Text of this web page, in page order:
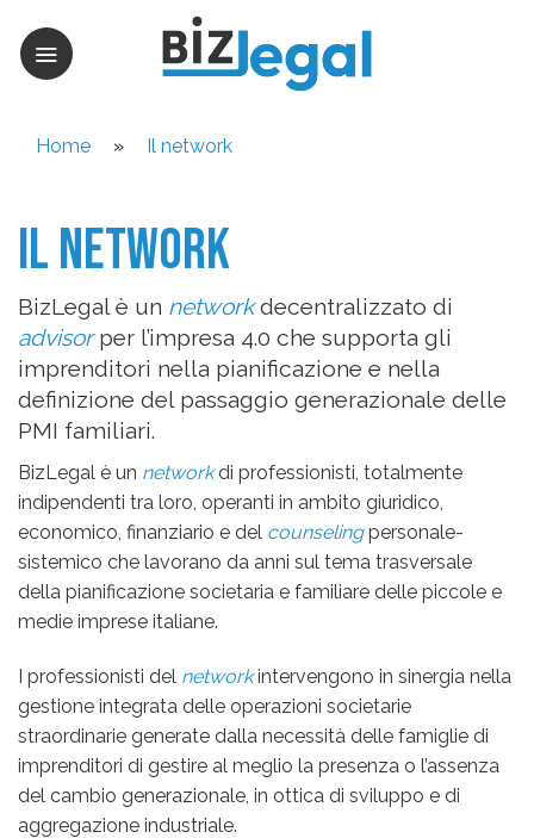
content
Home » Il network
il network
BizLegal è un networkdecentralizzato di
advisorper l’impresa 4.0 che supporta gli
imprenditori nella pianificazione e nella
definizione del passaggio generazionale delle
PMI familiari.
BizLegal è un networkdi professionisti, totalmente
indipendenti tra loro, operanti in ambito giuridico,
economico, finanziario e del counselingpersonale-
sistemico che lavorano da anni sul tema trasversale
della pianificazione societaria e familiare delle piccole e
medie imprese italiane.
I professionisti del networkintervengono in sinergia nella
gestione integrata delle operazioni societarie
straordinarie generate dalla necessità delle famiglie di
imprenditori di gestire al meglio la presenza o l’assenza
del cambio generazionale, in ottica di sviluppo e di
aggregazione industriale.